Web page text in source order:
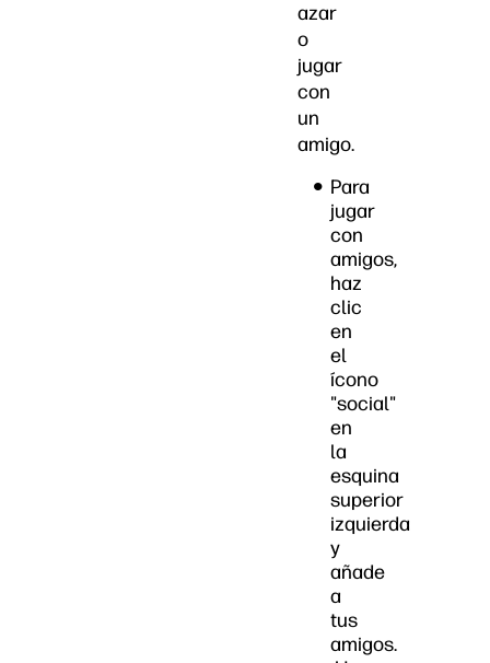
azar
o
jugar
con
un
amigo.
Para
jugar
con
amigos,
haz
clic
en
el
ícono
"social"
en
la
esquina
superior
izquierda
y
añade
a
tus
amigos.